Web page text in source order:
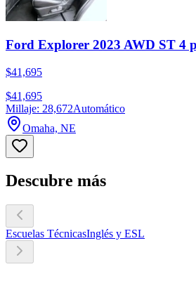
Ford Explorer 2023 AWD ST 4
$41,695
$41,695
Millaje: 28,672Automático
Omaha, NE
Descubre más
Escuelas TécnicasInglés y ESL